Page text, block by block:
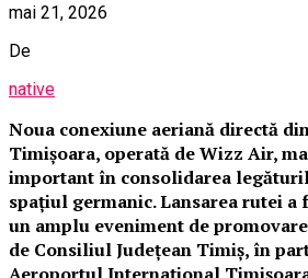
mai 21, 2026
De
native
Noua conexiune aeriană directă
Timișoara, operată de Wizz Air,
important în consolidarea
spațiul germanic. Lansarea rutei
un amplu eveniment de
de Consiliul Județean Timiș, în